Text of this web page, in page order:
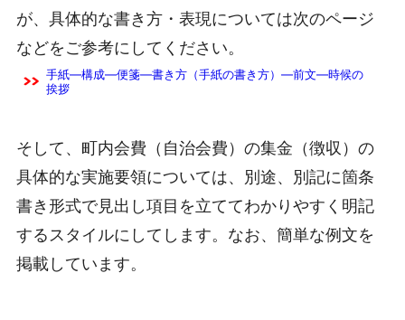
が、具体的な書き方・表現については次のページ
などをご参考にしてください。
手紙―構成―便箋―書き方（手紙の書き方）―前文―時候の
挨拶
そして、町内会費（自治会費）の集金（徴収）の
具体的な実施要領については、別途、別記に箇条
書き形式で見出し項目を立ててわかりやすく明記
するスタイルにしてします。なお、簡単な例文を
掲載しています。